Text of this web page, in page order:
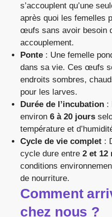
s’accouplent qu’une
après quoi les femelles
œufs sans avoir besoin
accouplement.
Ponte : Une femelle
dans sa vie. Ces œufs
endroits sombres,
pour les larves.
Durée de l’incubation :
environ 6 à 20 jours
température et
Cycle de vie complet :
cycle dure entre 2 et 12
conditions
de nourriture.
Comment
chez nous ?